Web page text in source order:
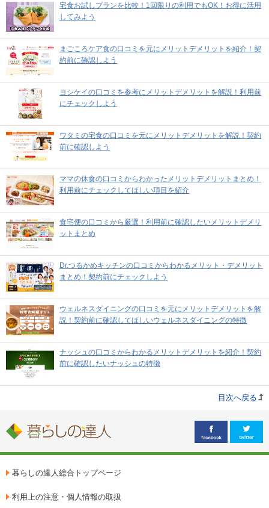
宅食お試しプランを比較！1回限りの利用でもOK！お得に活用
してみよう
まごころケア食の口コミを元にメリットデメリットを紹介！契
約前に確認しよう
ヨシケイの口コミを参考にメリットデメリットを解説！利用前
にチェックしよう
ワタミの宅食の口コミを元にメリットデメリットを解説！契約
前に確認しよう
ママの休食の口コミからわかったメリットデメリットまとめ！
利用前にチェックしてほしい項目を紹介
食宅便の口コミから厳選！利用前に確認したいメリットデメリ
ットまとめ
Dr.つるかめキッチンの口コミからわかるメリット・デメリット
まとめ！契約前にチェックしよう
ウェルネスダイニングの口コミを元にメリットデメリットを解
説！契約前に確認してほしいウェルネスダイニングの特徴
ナッシュの口コミからわかるメリットデメリットを紹介！契約
前に確認したいナッシュの特徴
目次へ戻る
暮らしの達人総合トップページ
利用上の注意・個人情報の取扱